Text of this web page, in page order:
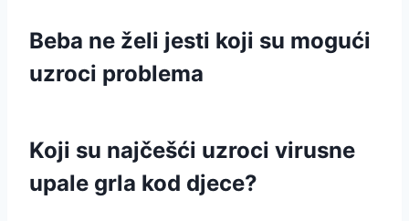
Beba ne želi jesti koji su mogući
uzroci problema
Koji su najčešći uzroci virusne
upale grla kod djece?